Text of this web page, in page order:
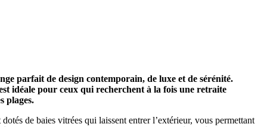
parfait de design contemporain, de luxe et de sérénité.
idéale pour ceux qui recherchent à la fois une retraite
plages.
de baies vitrées qui laissent entrer l’extérieur, vous permettant